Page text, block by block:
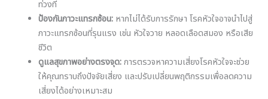
ท่วงที
ป้องกันภาวะแทรกซ้อน:หากไม่ได้รับการรักษา โรคหัวใจอาจนำไปสู่
ภาวะแทรกซ้อนที่รุนแรง เช่น หัวใจวาย หลอดเลือดสมอง หรือเสีย
ชีวิต
ดูแลสุขภาพอย่างตรงจุด:การตรวจหาความเสี่ยงโรคหัวใจจะช่วย
ให้คุณทราบถึงปัจจัยเสี่ยง และปรับเปลี่ยนพฤติกรรมเพื่อลดความ
เสี่ยงได้อย่างเหมาะสม